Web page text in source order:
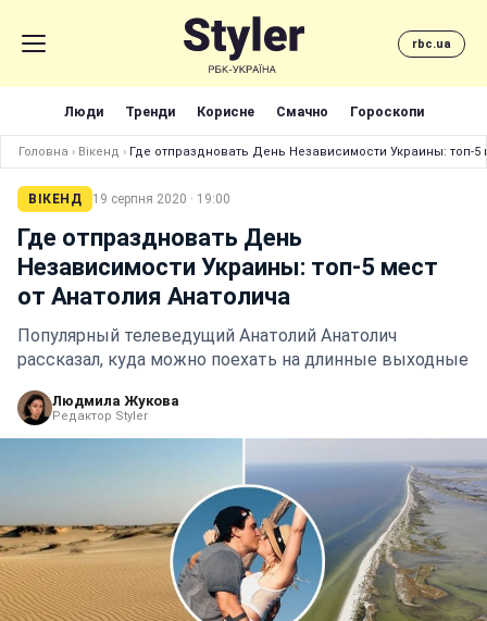
rbc.ua
Люди Тренди Корисне Смачно Гороскопи
Головна › Вікенд › Где отпраздновать День Независимости Украины: топ-5
ВІКЕНД 19 серпня 2020 · 19:00
Где отпраздновать День
Независимости Украины: топ-5 мест
от Анатолия Анатолича
Популярный телеведущий Анатолий Анатолич
рассказал, куда можно поехать на длинные выходные
Людмила Жукова
Редактор Styler